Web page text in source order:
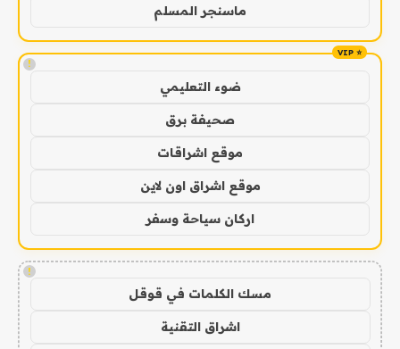
ماسنجر المسلم
!
ضوء التعليمي
صحيفة برق
موقع اشراقات
موقع اشراق اون لاين
اركان سياحة وسفر
!
مسك الكلمات في قوقل
اشراق التقنية